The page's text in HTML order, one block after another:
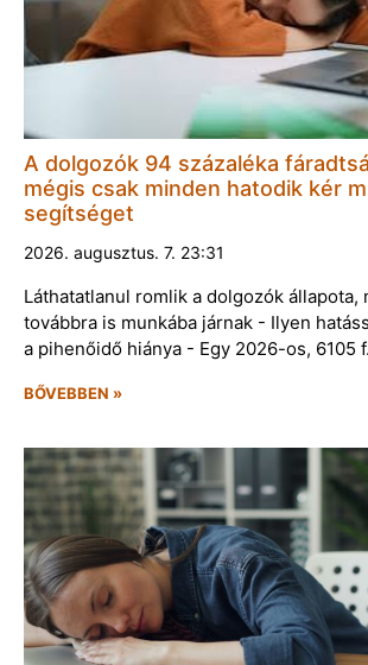
A dolgozók 94 százaléka
mégis csak minden hatodik kér
segítséget
2026. augusztus. 7. 23:31
Láthatatlanul romlik a dolgozók állapota,
továbbra is munkába járnak - Ilyen
a pihenőidő hiánya - Egy 2026-os, 6105
BŐVEBBEN »